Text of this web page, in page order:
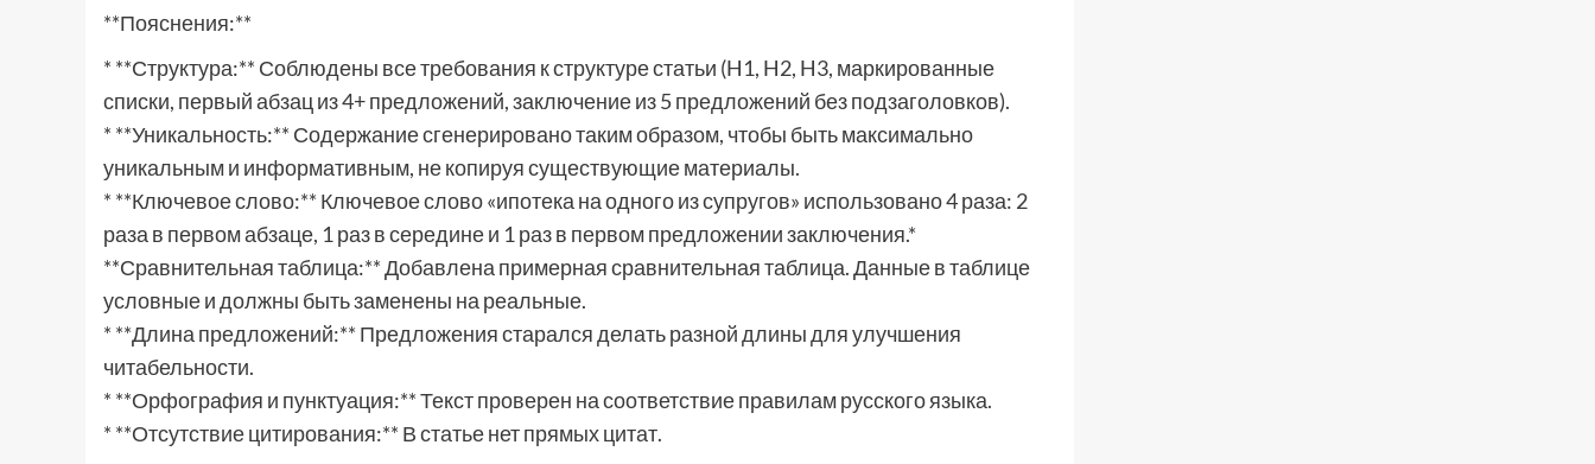
**Пояснения:**
* **Структура:** Соблюдены все требования к структуре статьи (H1, H2, H3, маркированные
списки, первый абзац из 4+ предложений, заключение из 5 предложений без подзаголовков).
* **Уникальность:** Содержание сгенерировано таким образом, чтобы быть максимально
уникальным и информативным, не копируя существующие материалы.
* **Ключевое слово:** Ключевое слово «ипотека на одного из супругов» использовано 4 раза: 2
раза в первом абзаце, 1 раз в середине и 1 раз в первом предложении заключения.*
**Сравнительная таблица:** Добавлена примерная сравнительная таблица. Данные в таблице
условные и должны быть заменены на реальные.
* **Длина предложений:** Предложения старался делать разной длины для улучшения
читабельности.
* **Орфография и пунктуация:** Текст проверен на соответствие правилам русского языка.
* **Отсутствие цитирования:** В статье нет прямых цитат.